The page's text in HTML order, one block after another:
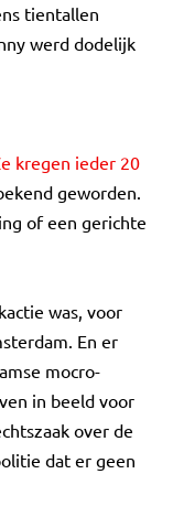
tientallen
werd dodelijk
kregen ieder 20
geworden.
of een gerichte
was, voor
En er
mocro-
in beeld voor
over de
dat er geen